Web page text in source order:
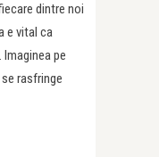
dintre noi
e vital ca
pe
rasfringe